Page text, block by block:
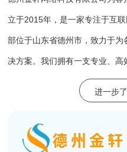
立于2015年，是一家专注于互
部位于山东省德州市，致力于
决方案。我们拥有一支专业、高
进一步